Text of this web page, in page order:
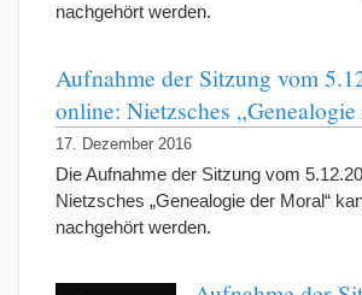
nachgehört werden.
Aufnahme der Sitzung vom
online: Nietzsches
17. Dezember 2016
Die Aufnahme der Sitzung vom
Nietzsches „Genealogie der Moral“
nachgehört werden.